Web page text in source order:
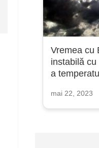
Vremea cu
instabilă
a
mai 22, 2023